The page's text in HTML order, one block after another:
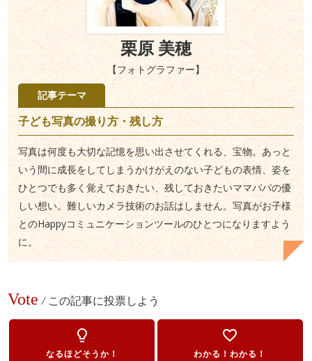
栗原 美穂
【フォトグラファー】
記事テーマ
子ども写真の撮り方・残し方
写真は何度も大切な記憶を思い出させてくれる、宝物。あっと
いう間に成長をしてしまうかけがえのない子どもの表情、姿を
ひとつでも多く覚えておきたい、残しておきたいママパパの優
しい想い。難しいカメラ技術のお話はしません。写真がお子様
とのHappyコミュニケーションツールのひとつになりますよう
に。
Vote / この記事に投票しよう
lightbulb_outline
なるほどそうか！
favorite_border
わかる！わかる！